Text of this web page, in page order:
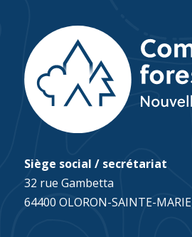
Siège social / secrétariat
32 rue Gambetta
64400 OLORON-SAINTE-MARIE